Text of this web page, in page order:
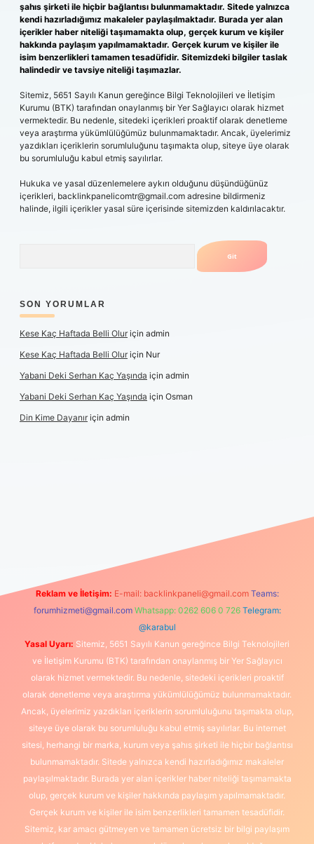
şahıs şirketi ile hiçbir bağlantısı bulunmamaktadır. Sitede yalnızca
kendi hazırladığımız makaleler paylaşılmaktadır. Burada yer alan
içerikler haber niteliği taşımamakta olup, gerçek kurum ve kişiler
hakkında paylaşım yapılmamaktadır. Gerçek kurum ve kişiler ile
isim benzerlikleri tamamen tesadüfidir. Sitemizdeki bilgiler taslak
halindedir ve tavsiye niteliği taşımazlar.
Sitemiz, 5651 Sayılı Kanun gereğince Bilgi Teknolojileri ve İletişim
Kurumu (BTK) tarafından onaylanmış bir Yer Sağlayıcı olarak hizmet
vermektedir. Bu nedenle, sitedeki içerikleri proaktif olarak denetleme
veya araştırma yükümlülüğümüz bulunmamaktadır. Ancak, üyelerimiz
yazdıkları içeriklerin sorumluluğunu taşımakta olup, siteye üye olarak
bu sorumluluğu kabul etmiş sayılırlar.
Hukuka ve yasal düzenlemelere aykırı olduğunu düşündüğünüz
içerikleri, backlinkpanelicomtr@gmail.com adresine bildirmeniz
halinde, ilgili içerikler yasal süre içerisinde sitemizden kaldırılacaktır.
SON YORUMLAR
Kese Kaç Haftada Belli Oluriçin admin
Kese Kaç Haftada Belli Oluriçin Nur
Yabani Deki Serhan Kaç Yaşında için admin
Yabani Deki Serhan Kaç Yaşında için Osman
Din Kime Dayanıriçin admin
Reklam ve İletişim: E-mail: backlinkpaneli@gmail.com Teams:
forumhizmeti@gmail.com Whatsapp: 0262 606 0 726 Telegram:
@karabul
Yasal Uyarı: Sitemiz, 5651 Sayılı Kanun gereğince Bilgi Teknolojileri
ve İletişim Kurumu (BTK) tarafından onaylanmış bir Yer Sağlayıcı
olarak hizmet vermektedir. Bu nedenle, sitedeki içerikleri proaktif
olarak denetleme veya araştırma yükümlülüğümüz bulunmamaktadır.
Ancak, üyelerimiz yazdıkları içeriklerin sorumluluğunu taşımakta olup,
siteye üye olarak bu sorumluluğu kabul etmiş sayılırlar. Bu internet
sitesi, herhangi bir marka, kurum veya şahıs şirketi ile hiçbir bağlantısı
bulunmamaktadır. Sitede yalnızca kendi hazırladığımız makaleler
paylaşılmaktadır. Burada yer alan içerikler haber niteliği taşımamakta
olup, gerçek kurum ve kişiler hakkında paylaşım yapılmamaktadır.
Gerçek kurum ve kişiler ile isim benzerlikleri tamamen tesadüfidir.
Sitemiz, kar amacı gütmeyen ve tamamen ücretsiz bir bilgi paylaşım